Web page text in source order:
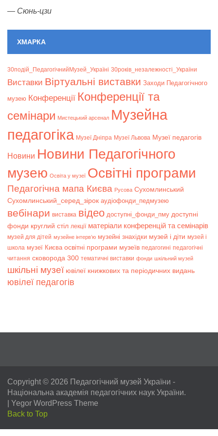
— Сюнь-цзи
ХМАРКА
30подій_ПедагогічнийМузей_Україні 30років_незалежності_України
Bиставки Віртуальні виставки Заходи Педагогічного
музею Конференції Конференції та
семінари Мистецький арсенал Музейна
педагогіка Музеї Дніпра Музеї Львова Музеї педагогів
Новини Новини Педагогічного
музею Освіта у музеї Освітні програми
Педагогічна мапа Києва Русова Сухомлинський
Сухомлинський_серед_зірок аудіофонди_педмузею
вебінари виставка відео доступні_фонди_пму доступні
фонди круглий стіл лекції матеріали конференцій та семінарів
музей для дітей музейне інтерв’ю музейні знахідки музей і діти музей і
школа музеї Києва освітні програми музеїв педагогині педагогічні
читання сковорода 300 тематичні виставки фонди шкільний музей
шкільні музеї ювілеї книжкових та періодичних видань
ювілеї педагогів
Copyright © 2026 Педагогічний музей України -
Національна академія педагогічних наук України.
Yegor WordPress Theme
Back to Top